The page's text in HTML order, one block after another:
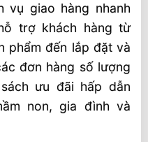
vụ giao hàng nhanh
trợ khách hàng từ
phẩm đến lắp đặt và
đơn hàng số lượng
ưu đãi hấp dẫn
non, gia đình và